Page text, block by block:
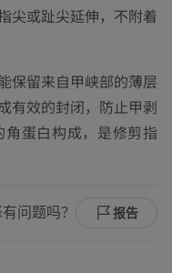
尖或趾尖延伸，不附着
保留来自甲峡部的薄层
有效的封闭，防止甲剥
蛋白构成，是修剪指
问题吗？ 报告